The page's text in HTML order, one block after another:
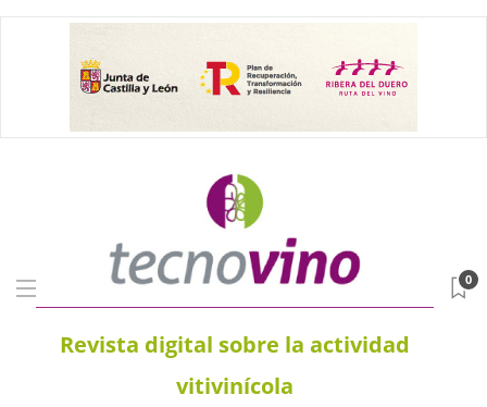
Revista digital sobre la actividad
vitivinícola
0